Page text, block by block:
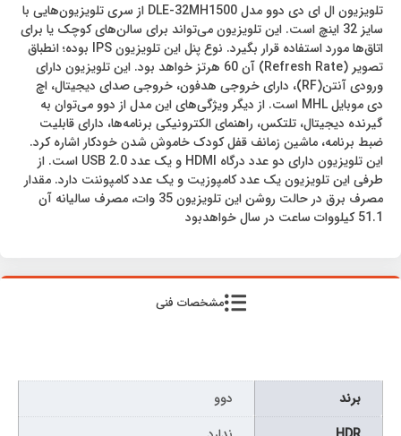
تلویزیون ال ای دی دوو مدل DLE-32MH1500 از سری تلویزیون‌هایی با
سایز 32 اینچ است. این تلویزیون می‌تواند برای سالن‌های کوچک یا برای
اتاق‌ها مورد استفاده قرار بگیرد. نوع پنل این تلویزیون IPS بوده؛ انطباق
تصویر (Refresh Rate) آن 60 هرتز خواهد بود. این تلویزیون دارای
ورودی آنتن(RF)، دارای خروجی هدفون، خروجی صدای دیجیتال، اچ
دی موبایل MHL است. از دیگر ویژگی‌های این مدل از دوو می‌توان به
گیرنده دیجیتال، تلتکس، راهنمای الکترونیکی برنامه‌ها، دارای قابلیت
ضبط برنامه، ماشین زمانف قفل کودک خاموش شدن خودکار اشاره کرد.
این تلویزیون دارای دو عدد درگاه HDMI و یک عدد USB 2.0 است. از
طرفی این تلویزیون یک عدد کامپوزیت و یک عدد کامپوننت دارد. مقدار
مصرف برق در حالت روشن این تلویزیون 35 وات، مصرف سالیانه آن
51.1 کیلووات ساعت در سال خواهدبود
مشخصات فنی
برند
دوو